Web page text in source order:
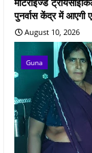
पुनर्वास केंद्र में आएगी
August 10, 2026
Guna